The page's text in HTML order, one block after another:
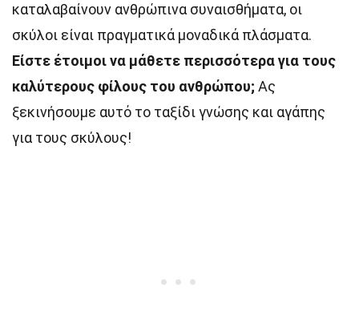
καταλαβαίνουν ανθρώπινα συναισθήματα, οι
σκύλοι είναι πραγματικά μοναδικά πλάσματα.
Είστε έτοιμοι να μάθετε περισσότερα για τους
καλύτερους φίλους του ανθρώπου; Ας
ξεκινήσουμε αυτό το ταξίδι γνώσης και αγάπης
για τους σκύλους!